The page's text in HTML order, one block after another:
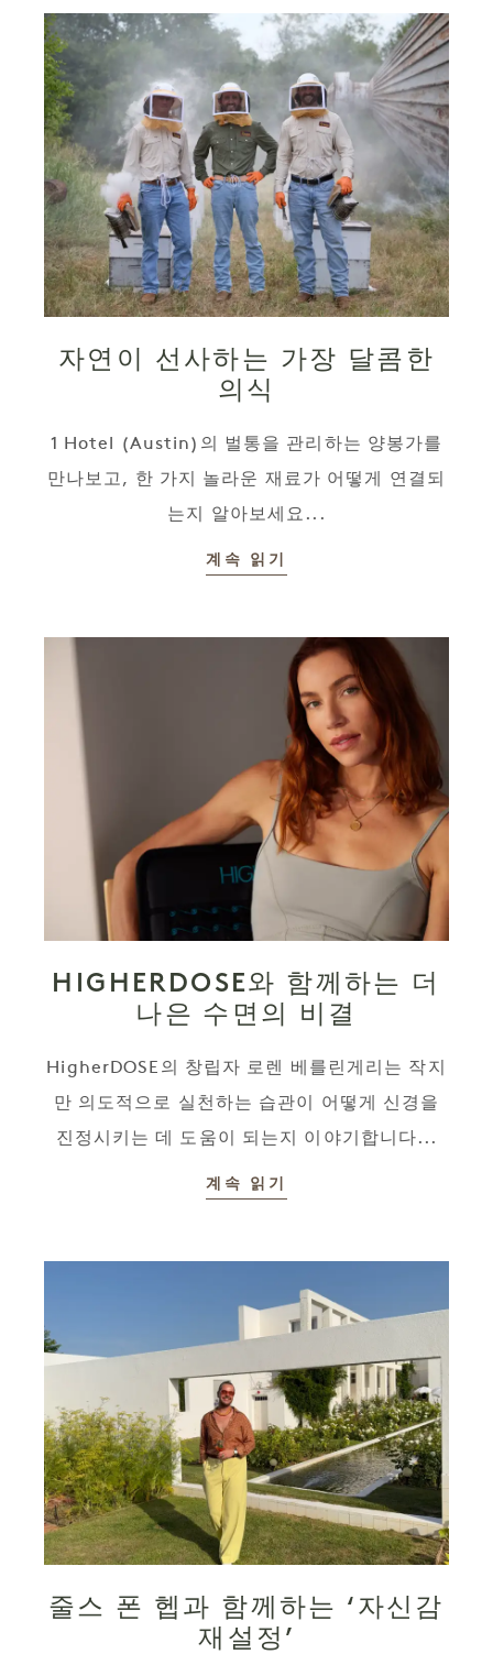
자연이 선사하는 가장 달콤한
의식
1 Hotel (Austin)의 벌통을 관리하는 양봉가를
만나보고, 한 가지 놀라운 재료가 어떻게 연결되
는지 알아보세요...
계속 읽기
HIGHERDOSE와 함께하는 더
나은 수면의 비결
HigherDOSE의 창립자 로렌 베를린게리는 작지
만 의도적으로 실천하는 습관이 어떻게 신경을
진정시키는 데 도움이 되는지 이야기합니다...
계속 읽기
줄스 폰 헵과 함께하는 ‘자신감
재설정’